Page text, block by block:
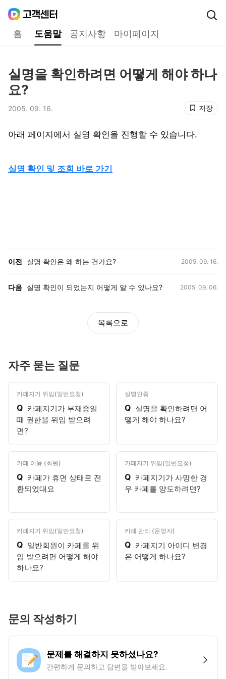
홈 도움말 공지사항 마이페이지
실명을 확인하려면 어떻게 해야 하나
요?
저장
2005. 09. 16.
아래 페이지에서 실명 확인을 진행할 수 있습니다.
실명 확인 및 조회 바로 가기
이전 실명 확인은 왜 하는 건가요? 2005. 09. 16.
다음 실명 확인이 되었는지 어떻게 알 수 있나요? 2005. 09. 06.
목록으로
자주 묻는 질문
카페지기 위임(일반요청)
Q 카페지기가 부재중일
때 권한을 위임 받으려
면?
실명인증
Q 실명을 확인하려면 어
떻게 해야 하나요?
카페 이용 (회원)
Q 카페가 휴면 상태로 전
환되었대요
카페지기 위임(일반요청)
Q 카페지기가 사망한 경
우 카페를 양도하려면?
카페지기 위임(일반요청)
Q 일반회원이 카페를 위
임 받으려면 어떻게 해야
하나요?
카페 관리 (운영자)
Q 카페지기 아이디 변경
은 어떻게 하나요?
문의 작성하기
문제를 해결하지 못하셨나요?
간편하게 문의하고 답변을 받아보세요.